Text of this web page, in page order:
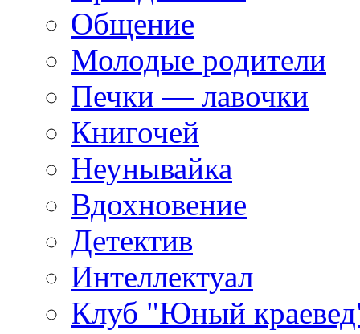
Общение
Молодые родители
Печки — лавочки
Книгочей
Неунывайка
Вдохновение
Детектив
Интеллектуал
Клуб "Юный